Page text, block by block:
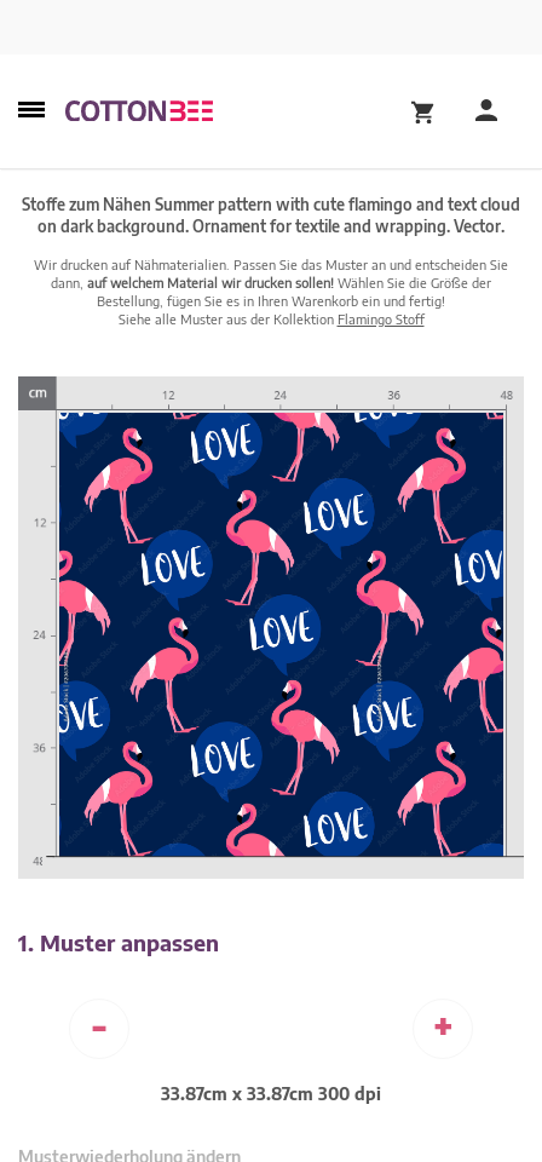
Stoffe zum Nähen Summer pattern with cute flamingo and text cloud
on dark background. Ornament for textile and wrapping. Vector.
Wir drucken auf Nähmaterialien. Passen Sie das Muster an und entscheiden Sie
dann, auf welchem Material wir drucken sollen! Wählen Sie die Größe der
Bestellung, fügen Sie es in Ihren Warenkorb ein und fertig!
Siehe alle Muster aus der Kollektion Flamingo Stoff
1. Muster anpassen
- +
33.87cm x 33.87cm 300 dpi
Musterwiederholung ändern